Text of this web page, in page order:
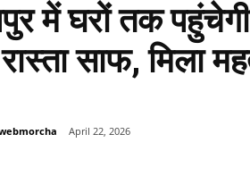
में घरों तक
साफ, मिला
April 22, 2026